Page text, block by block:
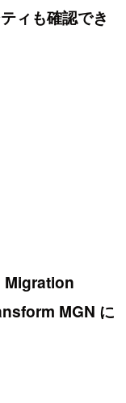
ィも確認でき
Migration
MGN に